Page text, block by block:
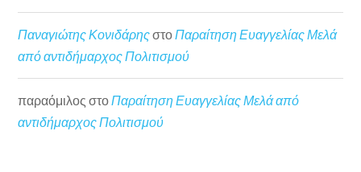
Παναγιώτης ΚονιδάρηςστοΠαραίτηση Ευαγγελίας Μελά
από αντιδήμαρχος Πολιτισμού
παραόμιλος στοΠαραίτηση Ευαγγελίας Μελά από
αντιδήμαρχος Πολιτισμού